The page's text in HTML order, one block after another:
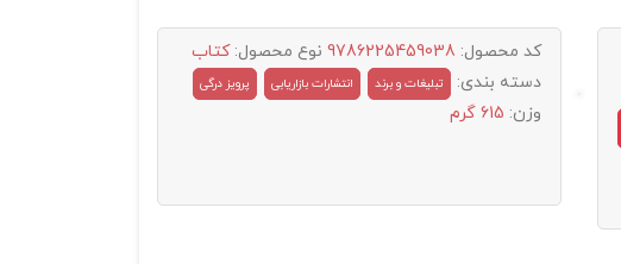
کد محصول: 9786225459038 نوع محصول:کتاب
دسته بندی:
تبليغات و برند انتشارات بازاریابی پرویز درگی
وزن: 615 گرم